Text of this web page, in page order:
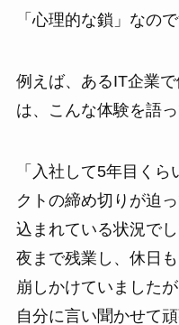
「心理的な鎖」なので
例えば、あるIT企業
は、こんな体験を語っ
「入社して5年目く
クトの締め切りが迫
込まれている状況で
夜まで残業し、休日
崩しかけていました
自分に言い聞かせて